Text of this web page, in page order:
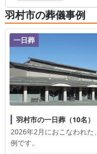
羽村市の葬儀事例
一日葬
羽村市の一日葬（10名）
2026年2月におこなわれた、
例です。